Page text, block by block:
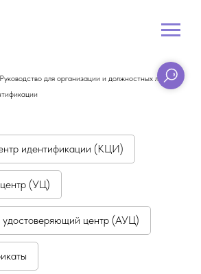
Руководство для организации и должностных лиц /
идентификации (КЦИ)
(УЦ)
удостоверяющий центр (АУЦ)